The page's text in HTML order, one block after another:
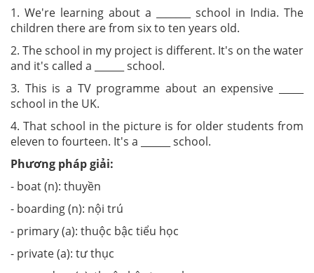
1. We're learning about a _______ school in India. The
children there are from six to ten years old.
2. The school in my project is different. It's on the water
and it's called a ______ school.
3. This is a TV programme about an expensive _____
school in the UK.
4. That school in the picture is for older students from
eleven to fourteen. It's a ______ school.
Phương pháp giải:
- boat(n): thuyền
- boarding(n): nội trú
- primary(a): thuộc bậc tiểu học
- private(a): tư thục